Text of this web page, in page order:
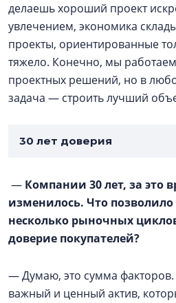
делаешь хороший проект
увлечением, экономика
проекты, ориентированные
тяжело. Конечно, мы
проектных решений, но в
задача — строить лучший
30 лет доверия
— Компании 30 лет, за это
изменилось. Что
несколько рыночных
доверие покупателей?
— Думаю, это сумма
важный и ценный актив,